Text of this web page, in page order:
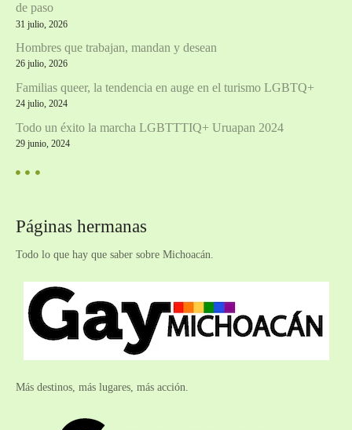
de paso
31 julio, 2026
Hombres que trabajan, mandan y desean
26 julio, 2026
Familias queer, la tendencia en auge en el turismo LGBTQ+
24 julio, 2024
Todo un éxito la marcha LGBTTTIQ+ Uruapan 2024
29 junio, 2024
Páginas hermanas
Todo lo que hay que saber sobre Michoacán.
Más destinos, más lugares, más acción.